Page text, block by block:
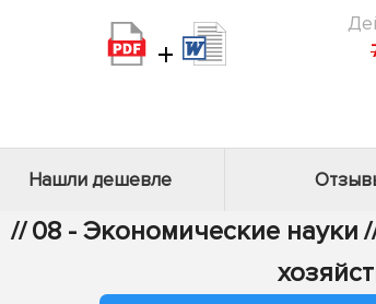
+
Нашли дешевле
// 08 - Экономические науки